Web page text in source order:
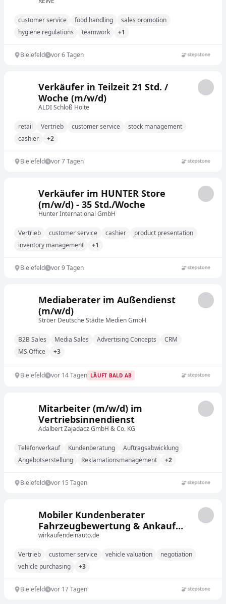
customer service food handling
sales promotion
hygiene regulations
teamwork +1
Bielefeld vor 6 Tagen
Verkäufer in Teilzeit 21 Std. /
Woche (m/w/d)
ALDI Schloß Holte
retail Vertrieb customer service
stock management
cashier
+2
Bielefeld vor 7 Tagen
Verkäufer im HUNTER Store
(m/w/d) - 35 Std./Woche
Hunter International GmbH
Vertrieb customer service cashier
product presentation
inventory management
+1
Bielefeld vor 9 Tagen
Mediaberater im Außendienst
(m/w/d)
Ströer Deutsche Städte Medien GmbH
B2B Sales Media Sales Advertising Concepts
CRM
MS Office
+3
Bielefeld vor 14 Tagen LÄUFT BALD AB
Mitarbeiter (m/w/d) im
Vertriebsinnendienst
Adalbert Zajadacz GmbH & Co. KG
Telefonverkauf Kundenberatung
Auftragsabwicklung
Angebotserstellung
Reklamationsmanagement +2
Bielefeld vor 15 Tagen
Mobiler Kundenberater
Fahrzeugbewertung & Ankauf
(m/w/d) - Raum Osnabrück
wirkaufendeinauto.de
Vertrieb customer service vehicle valuation
negotiation
vehicle purchasing
+3
Bielefeld vor 17 Tagen